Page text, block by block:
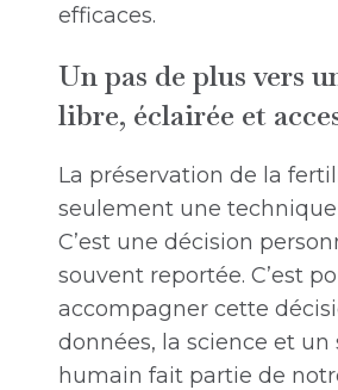
efficaces.
Un pas de plus vers
libre, éclairée et
La préservation de la
seulement une
C’est une décision
souvent reportée. C’est
accompagner cette
données, la science et un
humain fait partie de